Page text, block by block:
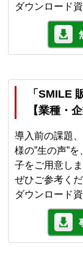
ダウンロード
「SMILE
【業種・
導入前の課題
様の”生の声”
子をご用意し
ぜひご参考くだ
ダウンロード